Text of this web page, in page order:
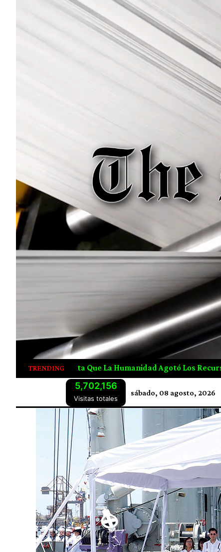
TRENDING
De 2026 Desde Julio Canadá Crea Empleos E
Visitas totales
5,702,156
sábado, 08 agosto, 2026